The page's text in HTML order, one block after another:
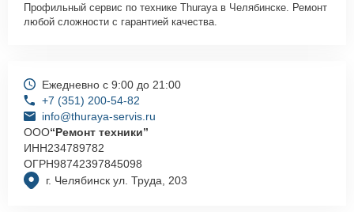
Профильный сервис по технике Thuraya в Челябинске. Ремонт
любой сложности с гарантией качества.
г. Челябинск ул. Труда, 203
Ежедневно с 9:00 до 21:00
+7 (351) 200-54-82
info@thuraya-servis.ru
ООО“Ремонт техники”
ИНН234789782
ОГРН98742397845098